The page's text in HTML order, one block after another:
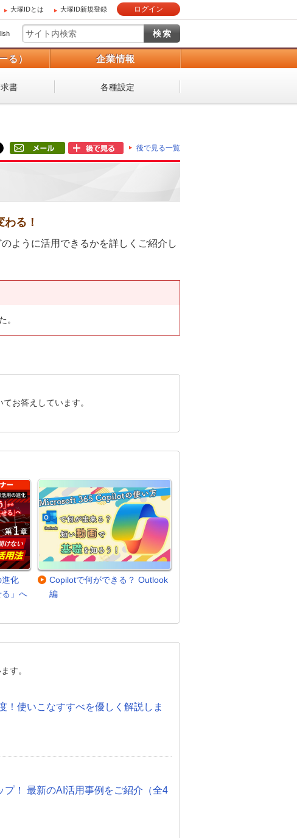
大塚IDとは 大塚ID新規登録 ログイン
る） 企業情報
書 各種設定
後で見る一覧
る！
ように活用できるかを詳しくご紹介し
。
お答えしています。
進化
」へ
Copilotで何ができる？ Outlook
編
す。
！使いこなすすべを優しく解説しま
プ！ 最新のAI活用事例をご紹介（全4